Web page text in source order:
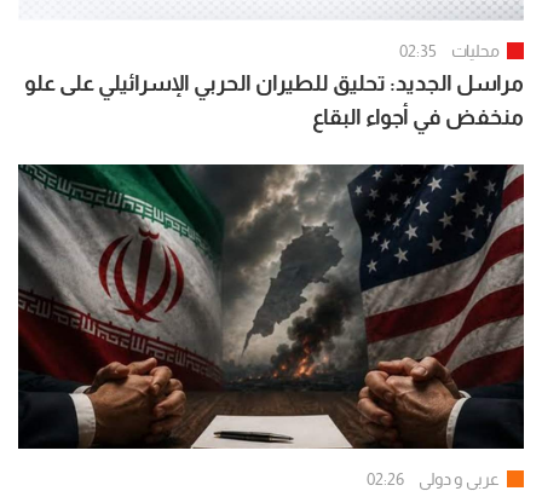
محليات 02:35
مراسل الجديد: تحليق للطيران الحربي الإسرائيلي على علو
منخفض في أجواء البقاع
عربي و دولي 02:26